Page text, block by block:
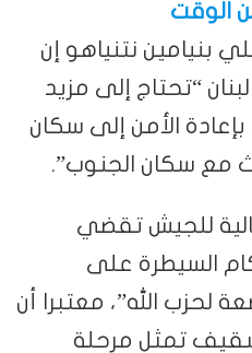
الوقت
بنيامين نتنياهو إن
“تحتاج إلى مزيد
الأمن إلى سكان
مع سكان الجنوب”.
للجيش تقضي
السيطرة على
لحزب الله”، معتبرا أن
تمثل مرحلة